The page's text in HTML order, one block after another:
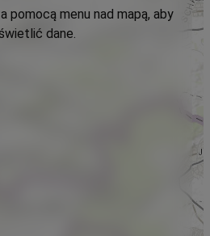
pomocą menu nad mapą, aby
dane.